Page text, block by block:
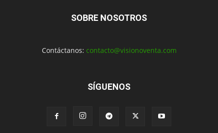
SOBRE NOSOTROS
Contáctanos: contacto@visionoventa.com
SÍGUENOS